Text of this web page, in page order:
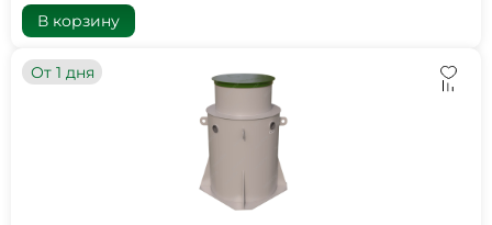
В корзину
От 1 дня